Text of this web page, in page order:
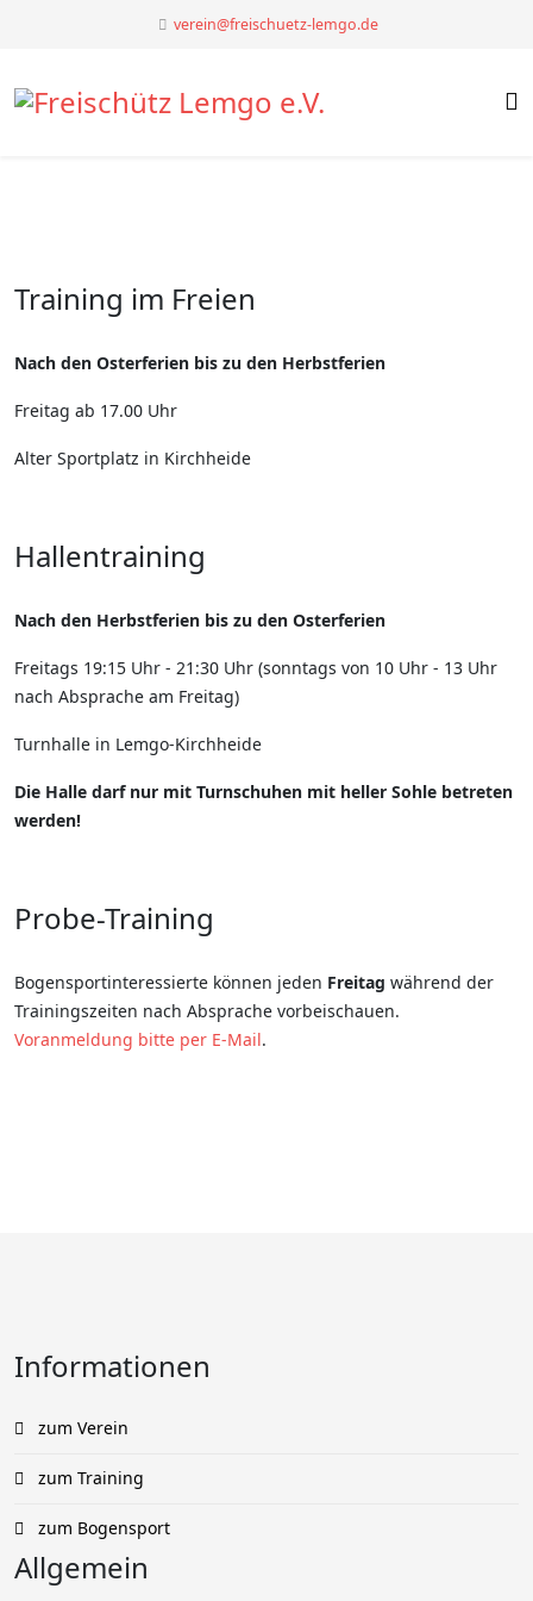
verein@freischuetz-lemgo.de
Training im Freien
Nach den Osterferien bis zu den Herbstferien
Freitag ab 17.00 Uhr
Alter Sportplatz in Kirchheide
Hallentraining
Nach den Herbstferien bis zu den Osterferien
Freitags 19:15 Uhr - 21:30 Uhr (sonntags von 10 Uhr - 13 Uhr
nach Absprache am Freitag)
Turnhalle in Lemgo-Kirchheide
Die Halle darf nur mit Turnschuhen mit heller Sohle betreten
werden!
Probe-Training
Bogensportinteressierte können jeden Freitag während der
Trainingszeiten nach Absprache vorbeischauen.
Voranmeldung bitte per E-Mail.
Informationen
zum Verein
zum Training
zum Bogensport
Allgemein